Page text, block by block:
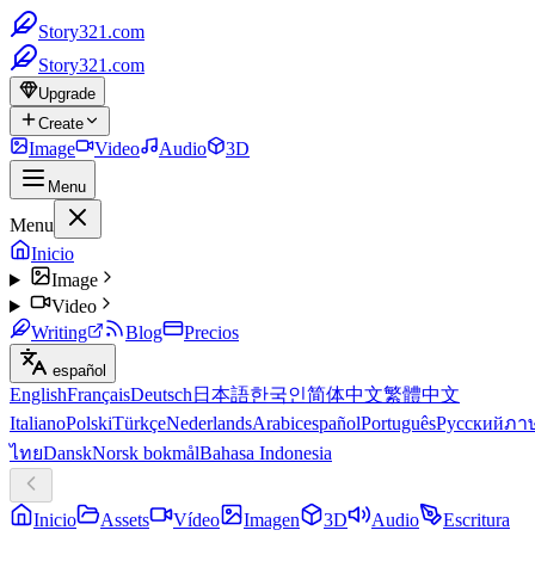
Story321.com
Story321.com
Upgrade
Create
Image Video Audio 3D
Menu
Menu
Inicio
Image
Video
Writing
Blog Precios
español
EnglishFrançaisDeutsch 日本語한국인简体中文繁體中文
ItalianoPolskiTürkçeNederlandsArabicespañolPortuguêsРусскийภา
ไทยDanskNorsk bokmålBahasa Indonesia
Inicio Assets Vídeo Imagen 3D Audio Escritura